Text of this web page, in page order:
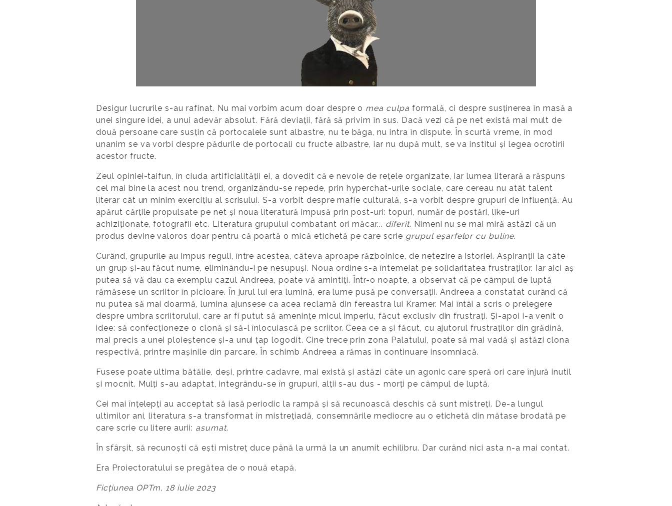
Desigur lucrurile s-au rafinat. Nu mai vorbim acum doar despre o mea culpa formală, ci despre susținerea în masă a
unei singure idei, a unui adevăr absolut. Fără deviații, fără să privim în sus. Dacă vezi că pe net există mai mult de
două persoane care susțin că portocalele sunt albastre, nu te băga, nu intra în dispute. În scurtă vreme, în mod
unanim se va vorbi despre pădurile de portocali cu fructe albastre, iar nu după mult, se va institui și legea ocrotirii
acestor fructe.
Zeul opiniei-taifun, în ciuda artificialității ei, a dovedit că e nevoie de rețele organizate, iar lumea literară a răspuns
cel mai bine la acest nou trend, organizându-se repede, prin hyperchat-urile sociale, care cereau nu atât talent
literar cât un minim exercițiu al scrisului. S-a vorbit despre mafie culturală, s-a vorbit despre grupuri de influență. Au
apărut cărțile propulsate pe net și noua literatură impusă prin post-uri: topuri, număr de postări, like-uri
achiziționate, fotografii etc. Literatura grupului combatant ori măcar... diferit. Nimeni nu se mai miră astăzi că un
produs devine valoros doar pentru că poartă o mică etichetă pe care scrie grupul eșarfelor cu buline.
Curând, grupurile au impus reguli, între acestea, câteva aproape războinice, de netezire a istoriei. Aspiranții la câte
un grup și-au făcut nume, eliminându-i pe nesupuși. Noua ordine s-a întemeiat pe solidaritatea frustraților. Iar aici aș
putea să vă dau ca exemplu cazul Andreea, poate vă amintiți. Într-o noapte, a observat că pe câmpul de luptă
rămăsese un scriitor în picioare. În jurul lui era lumină, era lume pusă pe conversații. Andreea a constatat curând că
nu putea să mai doarmă, lumina ajunsese ca acea reclamă din fereastra lui Kramer. Mai întâi a scris o prelegere
despre umbra scriitorului, care ar fi putut să amenințe micul imperiu, făcut exclusiv din frustrați. Și-apoi i-a venit o
idee: să confecționeze o clonă și să-l înlocuiască pe scriitor. Ceea ce a și făcut, cu ajutorul frustraților din grădină,
mai precis a unei ploieștence și-a unui țap logodit. Cine trece prin zona Palatului, poate să mai vadă și astăzi clona
respectivă, printre mașinile din parcare. În schimb Andreea a rămas în continuare insomniacă.
Fusese poate ultima bătălie, deși, printre cadavre, mai există și astăzi câte un agonic care speră ori care înjură inutil
și mocnit. Mulți s-au adaptat, integrându-se în grupuri, alții s-au dus - morți pe câmpul de luptă.
Cei mai înțelepți au acceptat să iasă periodic la rampă și să recunoască deschis că sunt mistreți. De-a lungul
ultimilor ani, literatura s-a transformat în mistrețiadă, consemnările mediocre au o etichetă din mătase brodată pe
care scrie cu litere aurii: asumat.
În sfârșit, să recunoști că ești mistreț duce până la urmă la un anumit echilibru. Dar curând nici asta n-a mai contat.
Era Proiectoratului se pregătea de o nouă etapă.
Ficțiunea OPTm, 18 iulie 2023